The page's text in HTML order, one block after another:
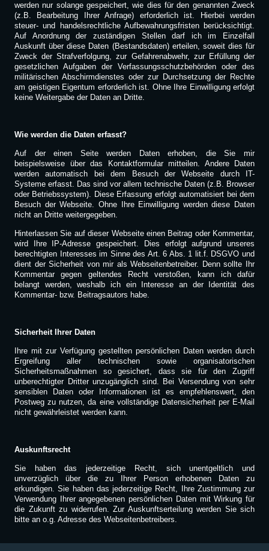
werden nur solange gespeichert, wie dies für den genannten Zweck
(z.B. Bearbeitung Ihrer Anfrage) erforderlich ist. Hierbei werden
steuer- und handelsrechtliche Aufbewahrungsfristen berücksichtigt.
Auf Anordnung der zuständigen Stellen darf ich im Einzelfall
Auskunft über diese Daten (Bestandsdaten) erteilen, soweit dies für
Zweck der Strafverfolgung, zur Gefahrenabwehr, zur Erfüllung der
gesetzlichen Aufgaben der Verfassungsschutzbehörden oder des
militärischen Abschirmdienstes oder zur Durchsetzung der Rechte
am geistigen Eigentum erforderlich ist. Ohne Ihre Einwilligung erfolgt
keine Weitergabe der Daten an Dritte.
Wie werden die Daten erfasst?
Auf der einen Seite werden Daten erhoben, die Sie mir
beispielsweise über das Kontaktformular mitteilen. Andere Daten
werden automatisch bei dem Besuch der Webseite durch IT-
Systeme erfasst. Das sind vor allem technische Daten (z.B. Browser
oder Betriebssystem). Diese Erfassung erfolgt automatisiert bei dem
Besuch der Webseite. Ohne Ihre Einwilligung werden diese Daten
nicht an Dritte weitergegeben.
Hinterlassen Sie auf dieser Webseite einen Beitrag oder Kommentar,
wird Ihre IP-Adresse gespeichert. Dies erfolgt aufgrund unseres
berechtigten Interesses im Sinne des Art. 6 Abs. 1 lit.f. DSGVO und
dient der Sicherheit von mir als Webseitenbetreiber. Denn sollte Ihr
Kommentar gegen geltendes Recht verstoßen, kann ich dafür
belangt werden, weshalb ich ein Interesse an der Identität des
Kommentar- bzw. Beitragsautors habe.
Sicherheit Ihrer Daten
Ihre mit zur Verfügung gestellten persönlichen Daten werden durch
Ergreifung aller technischen sowie organisatorischen
Sicherheitsmaßnahmen so gesichert, dass sie für den Zugriff
unberechtigter Dritter unzugänglich sind. Bei Versendung von sehr
sensiblen Daten oder Informationen ist es empfehlenswert, den
Postweg zu nutzen, da eine vollständige Datensicherheit per E-Mail
nicht gewährleistet werden kann.
Auskunftsrecht
Sie haben das jederzeitige Recht, sich unentgeltlich und
unverzüglich über die zu Ihrer Person erhobenen Daten zu
erkundigen. Sie haben das jederzeitige Recht, Ihre Zustimmung zur
Verwendung Ihrer angegebenen persönlichen Daten mit Wirkung für
die Zukunft zu widerrufen. Zur Auskunftserteilung werden Sie sich
bitte an o.g. Adresse des Webseitenbetreibers.